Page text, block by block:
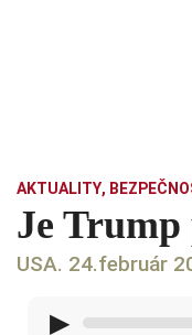
AKTUALITY,
Je
USA. 24.február
▶